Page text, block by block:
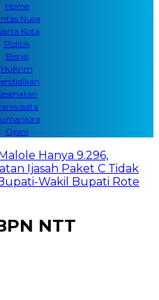
Home
Nusa
Kota
Politik
Bisnis
HuKrim
Opini
Hanya 9.296,
Ijasah Paket C Tidak
Wakil Bupati Rote
NTT